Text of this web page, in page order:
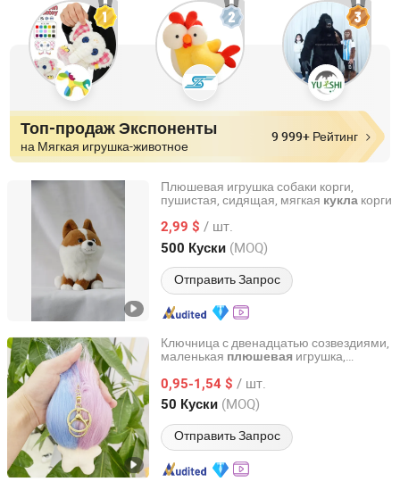
Топ-продаж Экспоненты
на Мягкая игрушка-животное
9 999+ Рейтинг
Плюшевая игрушка собаки корги,
пушистая, сидящая, мягкая кукла корги
2,99 $ / шт.
500 Куски (MOQ)
Отправить Запрос
Yiniao Animation Culture (Dongguan) Co., Ltd.
Guangdong, China с 2025
Ключница с двенадцатью созвездиями,
маленькая плюшевая игрушка,
0,95-1,54 $ / шт.
50 Куски (MOQ)
Отправить Запрос
Skylark Network Co., Ltd
Zhejiang, China с 2022